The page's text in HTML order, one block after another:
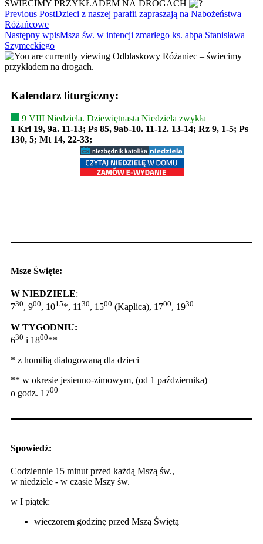
ŚWIECIMY PRZYKŁADEM NA DROGACH
Read
more
articles
Previous PostDzieci z naszej parafii zapraszają na Nabożeństwa
Różańcowe
Następny wpisMsza św. w intencji zmarłego ks. abpa Stanisława
Szymeckiego
Kalendarz liturgiczny:
9 VIII Niedziela. Dziewiętnasta Niedziela zwykła
1 Krl 19, 9a. 11-13; Ps 85, 9ab-10. 11-12. 13-14; Rz 9, 1-5; Ps
130, 5; Mt 14, 22-33;
Msze Święte:
W NIEDZIELE:
730, 900, 1015*, 1130, 1500 (Kaplica), 1700, 1930
W TYGODNIU:
630 i 1800**
* z homilią dialogowaną dla dzieci
** w okresie jesienno-zimowym, (od 1 października)
o godz. 1700
Spowiedź:
Codziennie 15 minut przed każdą Mszą św.,
w niedziele - w czasie Mszy św.
w I piątek:
wieczorem godzinę przed Mszą Świętą